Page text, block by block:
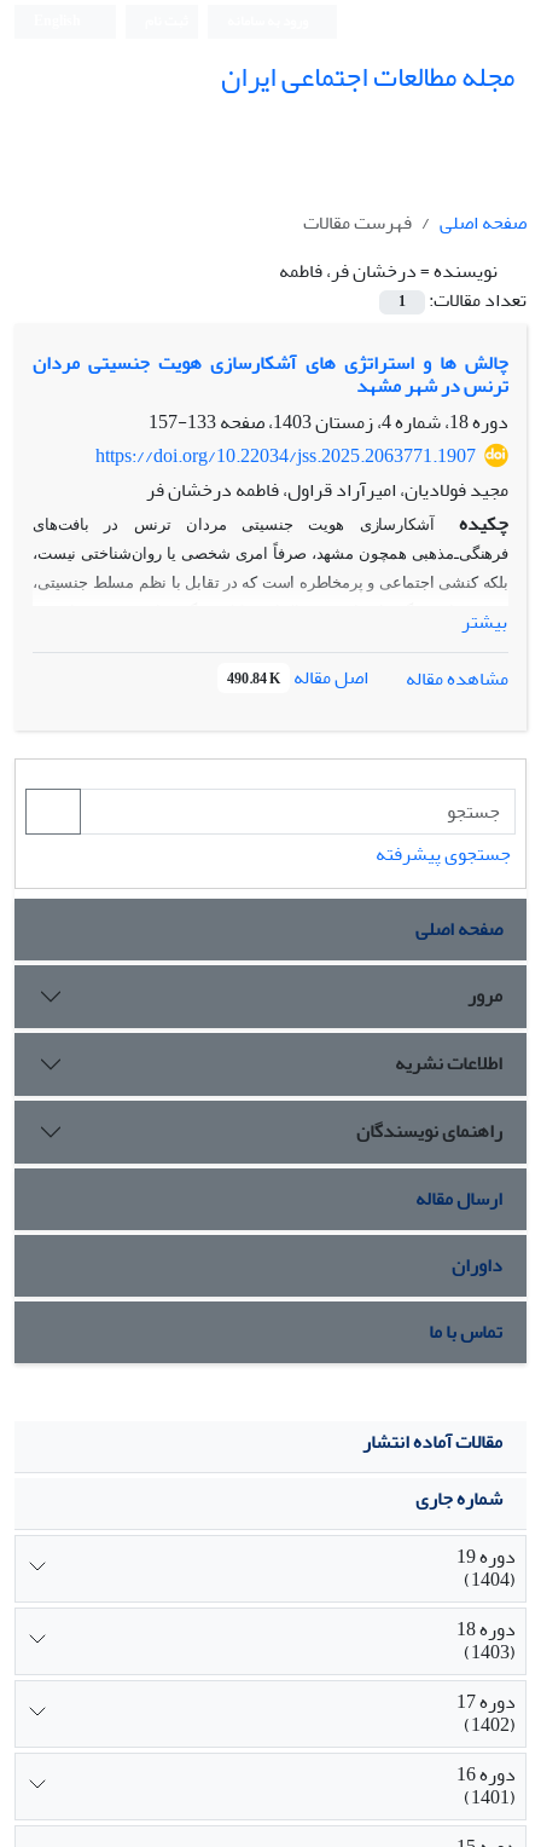
مجله مطالعات اجتماعی ایران
صفحه اصلی
فهرست مقالات
نویسنده =درخشان فر، فاطمه
تعداد مقالات:
1
چالش ها و استراتژی های آشکارسازی هویت جنسیتی مردان
ترنس در شهر مشهد
دوره 18، شماره 4، زمستان 1403، صفحه
133-157
https://doi.org/10.22034/jss.2025.2063771.1907
مجید فولادیان، امیرآراد قراول، فاطمه درخشان فر
چکیده
آشکارسازی هویت جنسیتی مردان ترنس در بافت‌های
فرهنگی‌ـ‌مذهبی همچون مشهد، صرفاً امری شخصی یا روان‌شناختی نیست،
بلکه کنشی اجتماعی و پرمخاطره است که در تقابل با نظم مسلط جنسیتی،
قدرت نهادی و گفتمان‌های مردسالارانه شکل می‌گیرد. این پژوهش با هدف
هویت جنسی، با تمرکز بر تجربه زیسته آنان در مشهد، به روش کیفی و با
نمونه‌گیری هدفمند و گلوله‌برفی نمونه ها انتخاب شدند. تحلیل داده‌ها در سه
سطح فردی، میانه و کلان و با بهره‌گیری از نظریه‌های گافمن، باتلر، گیدنز،
آرچر و وست و زیمرمن صورت گرفت. یافته‌ها نشان می‌دهد که
مشارکت‌کنندگان با چالش‌هایی همچون اضطراب، بی‌ثباتی هویتی، طرد
در پاسخ به چالش ها، افراد ترنس از راهبردهایی چون پنهان‌سازی گزینشی،
مدیریت بدن، سرمایه اجتماعی، ترک محیط‌های ناسازگار و بازتعریف
مردانگی بهره می‌گیرند. هویت مردانه در مردان ترنس، فرآیندی در حال
شکل‌گیری و بازتعریف مداوم است که در دل نظارت اجتماعی و بر پایه تعامل
محدودیت‌های پژوهش، دشواری در دسترسی به مشارکت‌کننده به‌دلیل
حساسیت موضوع و ملاحظات امنیتی در بافت فرهنگی‌ـ‌اجتماعی مشهد بود.
بیشتر
مشاهده مقاله
اصل مقاله 490.84 K
جستجوی پیشرفته
صفحه اصلی
مرور
اطلاعات نشریه
راهنمای نویسندگان
ارسال مقاله
داوران
تماس با ما
مقالات آماده انتشار
شماره جاری
دوره 19
(1404)
دوره 18
(1403)
دوره 17
(1402)
دوره 16
(1401)